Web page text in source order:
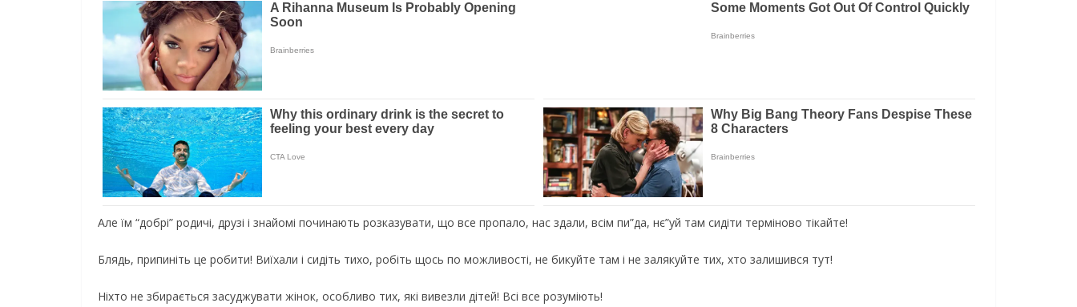
Але їм “добрі” родичі, друзі і знайомі починають розказувати, що все пропало, нас здали, всім пи”да, нє”уй там сидіти терміново тікайте!
Блядь, припиніть це робити! Виїхали і сидіть тихо, робіть щось по можливості, не бикуйте там і не залякуйте тих, хто залишився тут!
Ніхто не збирається засуджувати жінок, особливо тих, які вивезли дітей! Всі все розуміють!